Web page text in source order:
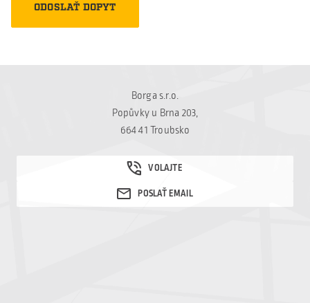
Borga s.r.o.
Popůvky u Brna 203,
664 41 Troubsko